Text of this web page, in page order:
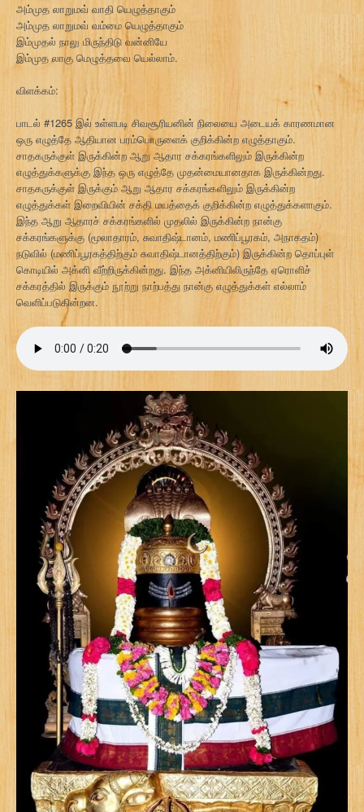
அம்முத லாறுமவ் வாதி யெழுத்தாகும்
அம்முத லாறுமவ் வம்மை யெழுத்தாகும்
இம்முதல் நாலு மிருந்திடு வன்னியே
இம்முத லாகு மெழுத்தவை யெல்லாம்.
விளக்கம்:
பாடல் #1265 இல் உள்ளபடி சிவசூரியனின் நிலையை அடையக் காரணமான
ஒரு எழுத்தே ஆதியான பரம்பொருளைக் குறிக்கின்ற எழுத்தாகும்.
சாதகருக்குள் இருக்கின்ற ஆறு ஆதார சக்கரங்களிலும் இருக்கின்ற
எழுத்துக்களுக்கு இந்த ஒரு எழுத்தே முதன்மையானதாக இருக்கின்றது.
சாதகருக்குள் இருக்கும் ஆறு ஆதார சக்கரங்களிலும் இருக்கின்ற
எழுத்துக்கள் இறைவியின் சக்தி மயத்தைக் குறிக்கின்ற எழுத்துக்களாகும்.
இந்த ஆறு ஆதாரச் சக்கரங்களில் முதலில் இருக்கின்ற நான்கு
சக்கரங்களுக்கு (மூலாதாரம், சுவாதிஷ்டானம், மணிப்பூரகம், அநாகதம்)
நடுவில் (மணிப்பூரகத்திற்கும் சுவாதிஷ்டானத்திற்கும்) இருக்கின்ற தொப்புள்
கொடியில் அக்னி வீற்றிருக்கின்றது. இந்த அக்னியிலிருந்தே ஏரொளிச்
சக்கரத்தில் இருக்கும் நூற்று நாற்பத்து நான்கு எழுத்துக்கள் எல்லாம்
வெளிப்படுகின்றன.